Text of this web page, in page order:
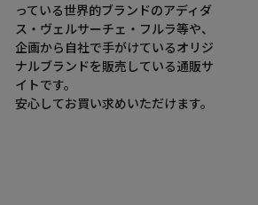
っている世界的ブランドのアディダ
ス・ヴェルサーチェ・フルラ等や、
企画から自社で手がけているオリジ
ナルブランドを販売している通販サ
イトです。
安心してお買い求めいただけます。